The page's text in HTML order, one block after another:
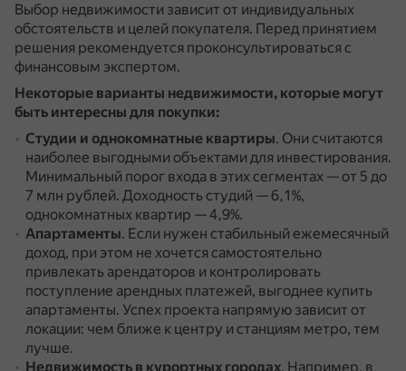
Выбор недвижимости зависит от индивидуальных
обстоятельств и целей покупателя. Перед принятием
решения рекомендуется проконсультироваться с
финансовым экспертом.
Некоторые варианты недвижимости, которые могут
быть интересны для покупки:
Студии и однокомнатные квартиры. Они считаются
наиболее выгодными объектами для инвестирования.
Минимальный порог входа в этих сегментах — от 5 до
7 млн рублей. Доходность студий — 6,1%,
однокомнатных квартир — 4,9%.
Апартаменты. Если нужен стабильный ежемесячный
доход, при этом не хочется самостоятельно
привлекать арендаторов и контролировать
поступление арендных платежей, выгоднее купить
апартаменты. Успех проекта напрямую зависит от
локации: чем ближе к центру и станциям метро, тем
лучше.
Недвижимость в курортных городах. Например, в